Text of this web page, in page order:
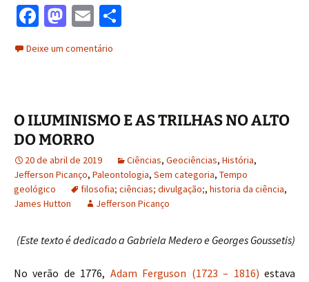
Fa
b
k
M
to
n
E
m
ai
Deixe um comentário
O ILUMINISMO E AS TRILHAS NO ALTO
DO MORRO
20 de abril de 2019 Ciências, Geociências, História,
Jefferson Picanço, Paleontologia, Sem categoria, Tempo
geológico
filosofia; ciências; divulgação;, historia da ciência,
James Hutton
Jefferson Picanço
(Este texto é dedicado a Gabriela Medero e Georges Goussetis)
No verão de 1776, Adam Ferguson (1723 – 1816) estava